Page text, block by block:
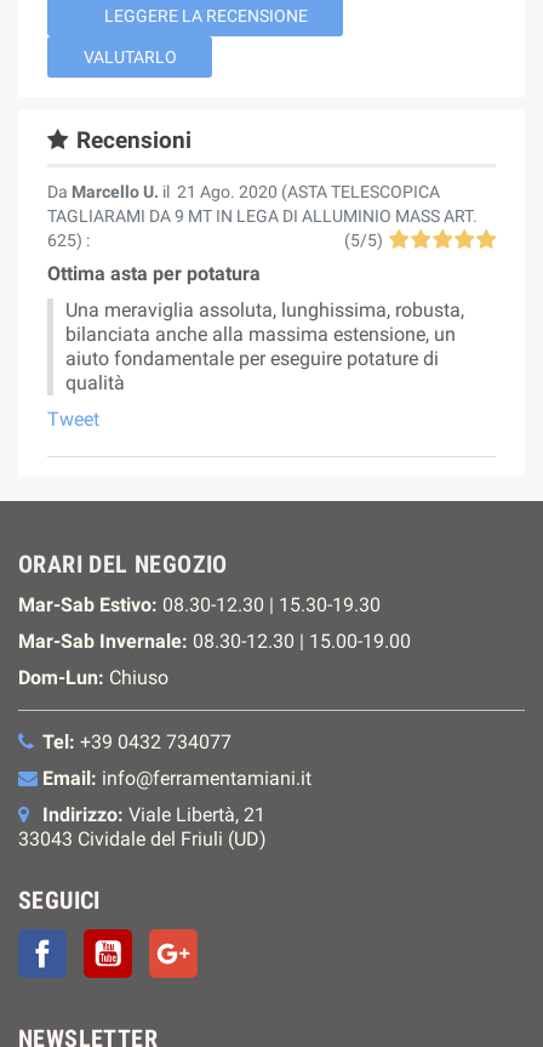
LEGGERE LA RECENSIONE
VALUTARLO
Recensioni
Da Marcello U. il 21 Ago. 2020 (ASTA TELESCOPICA
TAGLIARAMI DA 9 MT IN LEGA DI ALLUMINIO MASS ART.
625) : (5/5)
Ottima asta per potatura
Una meraviglia assoluta, lunghissima, robusta,
bilanciata anche alla massima estensione, un
aiuto fondamentale per eseguire potature di
qualità
Tweet
ORARI DEL NEGOZIO
Mar-Sab Estivo: 08.30-12.30 | 15.30-19.30
Mar-Sab Invernale: 08.30-12.30 | 15.00-19.00
Dom-Lun: Chiuso
Tel: +39 0432 734077
Email: info@ferramentamiani.it
Indirizzo: Viale Libertà, 21
33043 Cividale del Friuli (UD)
SEGUICI
FacebookYouTube
NEWSLETTER